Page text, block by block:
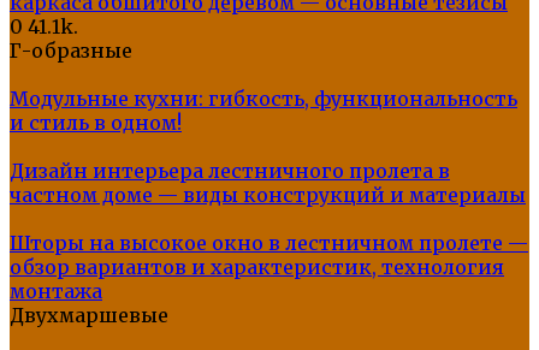
0 41.1k.
Г-образные
Модульные кухни: гибкость, функциональность
и стиль в одном!
Дизайн интерьера лестничного пролета в
частном доме — виды конструкций и материалы
Шторы на высокое окно в лестничном пролете —
обзор вариантов и характеристик, технология
монтажа
Двухмаршевые